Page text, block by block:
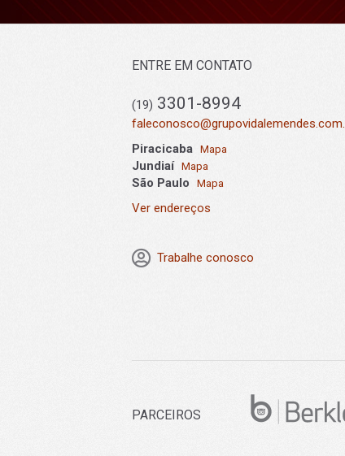
ENTRE EM CONTATO
(19) 3301-8994
Piracicaba Mapa
Jundiaí Mapa
São Paulo Mapa
Ver endereços
Trabalhe conosco
PARCEIROS